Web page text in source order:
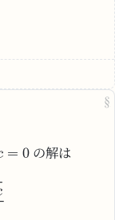
§
の解は